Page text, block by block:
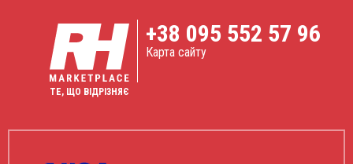
ТЕ, ЩО ВІДРІЗНЯЄ
+38 095 552 57 96
Карта сайту